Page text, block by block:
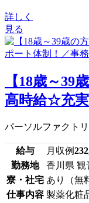
詳しく
見る
【18歳～39
高時給☆充
パーソルファクト
給与 月収例
勤務地
香川県 観
寮・社宅 あり（無
仕事内容 製薬化粧